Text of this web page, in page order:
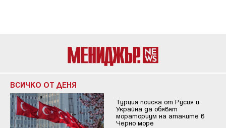
ВСИЧКО ОТ ДЕНЯ
Турция поиска от Русия и
Украйна да обявят
мораториум на атаките в
Черно море